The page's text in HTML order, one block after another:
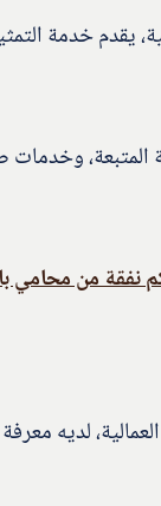
خدمة
وخدمات
نفقة من محامي
لديه